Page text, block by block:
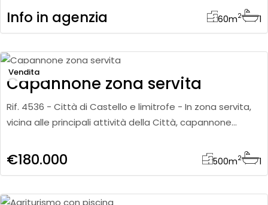
moda. Comple
Info in agenzia 60m2 1
Vendita
Capannone zona servita
Rif. 4536 - Città di Castello e limitrofe - In zona servita,
vicina alle principali attività della Città, capannone
€180.000 500m2 1